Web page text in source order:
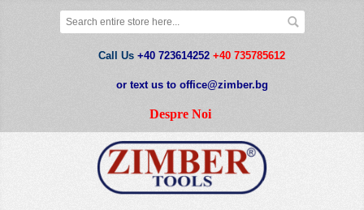
Call Us +40 723614252 +40 735785612
or text us to office@zimber.bg
Despre Noi